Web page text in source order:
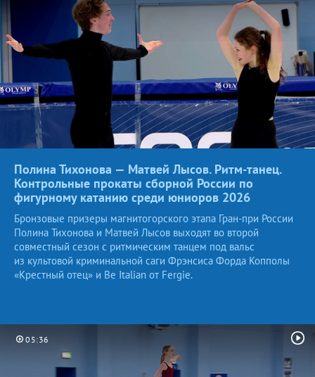
Полина Тихонова — Матвей Лысов. Ритм-танец.
Контрольные прокаты сборной России по
фигурному катанию среди юниоров 2026
Бронзовые призеры магнитогорского этапа Гран-при России
Полина Тихонова и Матвей Лысов выходят во второй
совместный сезон с ритмическим танцем под вальс
из культовой криминальной саги Фрэнсиса Форда Копполы
«Крестный отец» и Be Italian от Fergie.
05:36